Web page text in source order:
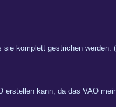
komplett gestrichen werden.
kann, da das VAO